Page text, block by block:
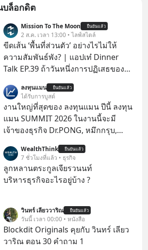
บล็อกดิต
Mission To The Moon ยืนยันแล้ว
2 ส.ค. เวลา 13:00 • ไลฟ์สไตล์
ขีดเส้น ‘พื้นที่ส่วนตัว’ อย่างไรไม่ให้
ความสัมพันธ์พัง? | แอปเท๋ Dinner
Talk EP.39 ถ้าวันหนึ่งการปฏิเสธของ
ตั้งกำแพงใส่และมองว่าเราเห็นแก่ตัวทั้ง
ที่เราเองก็ไม่เคยปฏิเสธใครอย่างนี้มา
ก่อน แต่พอตั้งใจจะ ‘สร้างขอบเขต’ เพื่อ
ตัวเองดูสักครั้ง กลับทำให้เกิดรอยร้าว
ในความสัมพันธ์เสียอย่างนั้น โดยราย
การแอปเท๋ Dinner Talk ในวันนี้โฮสต์
ทั้ง 2 ท่าน แทป-รวิศ หาญอุตสาหะ และ
เอ๋ นิ้วกลม-สราวุธ เฮ้งสวัสดิ์ จะพาทุก
คนไปสำรวจวิธีสร้างขอบเขตเพื่อรักษา
ของคนรอบข้างไปพร้อมกัน
#boundary #selfdevelopment #แอป
เท๋dinnertalk
#missiontothemoonpodcast
ลงทุนแมน ยืนยันแล้ว
ได้รับการบูสต์
งานใหญ่ที่สุดของ ลงทุนแมน ปีนี้ ลงทุน
แมน SUMMIT 2026 ในงานนี้จะมี
เจ้าของธุรกิจ Dr.PONG, หมึกกรุบ,
Fastwork, MizuMi, KARMART, อิชิตัน
มาแชร์ความรู้การสร้างธุรกิจ
WealthThink ยืนยันแล้ว
7 ชั่วโมงที่แล้ว • ธุรกิจ
ลูกหลานตระกูลเจียรวนนท์
บริหารธุรกิจอะไรอยู่บ้าง ?
วินทร์ เลียววาริณ ยืนยันแล้ว
วันนี้ เวลา 00:00 • หนังสือ
Blockdit Originals คุยกับ วินทร์ เลียว
วาริณ ตอน 30 คำถาม 1